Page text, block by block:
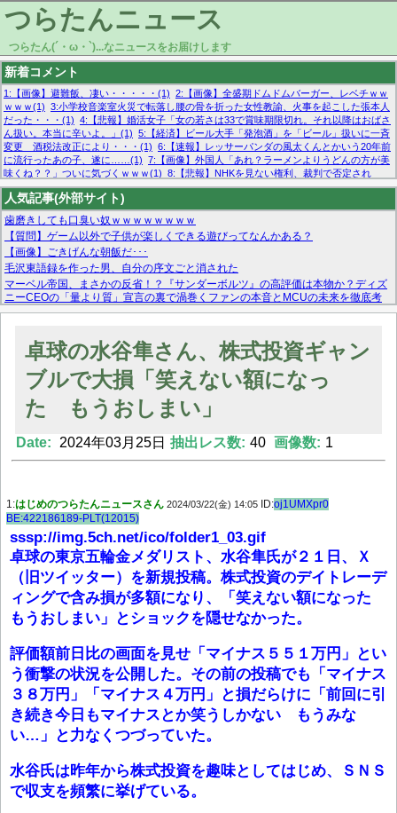
つらたんニュース
つらたん(´・ω・`)...なニュースをお届けします
新着コメント
1:【画像】避難飯、凄い・・・・・(1) 2:【画像】全盛期ドムドムバーガー、レベチｗｗ
ｗｗｗ(1) 3:小学校音楽室火災で転落し腰の骨を折った女性教諭、火事を起こした張本人
だった・・・(1) 4:【悲報】婚活女子「女の若さは33で賞味期限切れ。それ以降はおばさ
ん扱い。本当に辛いよ。」(1) 5:【経済】ビール大手「発泡酒」を「ビール」扱いに一斉
変更 酒税法改正により・・・(1) 6:【速報】レッサーパンダの風太くんとかいう20年前
に流行ったあの子、遂に……(1) 7:【画像】外国人「あれ？ラーメンよりうどんの方が美
味くね？？」ついに気づくｗｗｗ(1) 8:【悲報】NHKを見ない権利、裁判で否定され
る・・・(1) 9:欧州委員長「原発縮小は間違いでした」(1) 10:【悲報】日本企業の人手不
足、限界突破 52%「正社員も足りてません…」(1)
人気記事(外部サイト)
歯磨きしても口臭い奴ｗｗｗｗｗｗｗｗ
【質問】ゲーム以外で子供が楽しくできる遊びってなんかある？
【画像】ごきげんな朝飯だ･･･
毛沢東語録を作った男、自分の序文ごと消された
マーベル帝国、まさかの反省！？『サンダーボルツ』の高評価は本物か？ディズ
ニーCEOの「量より質」宣言の裏で渦巻くファンの本音とMCUの未来を徹底考
察！
【画像あり】FacebookとかTwitterで拾ったエロ画像貼ってくよ
Powered by livedoor 相互RSS
卓球の水谷隼さん、株式投資ギャン
ブルで大損「笑えない額になっ
た もうおしまい」
Date: 2024年03月25日 抽出レス数: 40 画像数: 1
1:はじめのつらたんニュースさん 2024/03/22(金) 14:05 ID:oj1UMXpr0
BE:422186189-PLT(12015)
sssp://img.5ch.net/ico/folder1_03.gif
卓球の東京五輪金メダリスト、水谷隼氏が２１日、Ｘ
（旧ツイッター）を新規投稿。株式投資のデイトレーデ
ィングで含み損が多額になり、「笑えない額になった
もうおしまい」とショックを隠せなかった。
評価額前日比の画面を見せ「マイナス５５１万円」とい
う衝撃の状況を公開した。その前の投稿でも「マイナス
３８万円」「マイナス４万円」と損だらけに「前回に引
き続き今日もマイナスとか笑うしかない もうみな
い…」と力なくつづっていた。
水谷氏は昨年から株式投資を趣味としてはじめ、ＳＮＳ
で収支を頻繁に挙げている。